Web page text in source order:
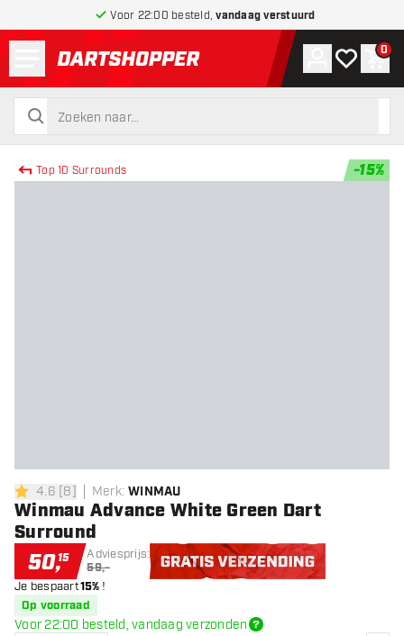
Voor 22:00 besteld,vandaag verstuurd
terug naar home pagina
zoeken
zoeken
Account
Mijn 0
Top 10 Surrounds -15%
4.6 score sterren
4.6 [8] Merk: WINMAU
Winmau Advance White Green Dart
Surround
50,15 Adviesprijs:
59,-
Je bespaart15% !
Op voorraad
Voor 22:00 besteld, vandaag verzonden